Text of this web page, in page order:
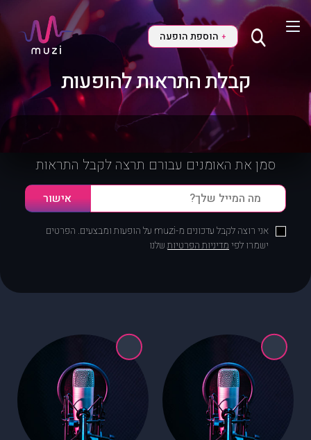
+ הוספת הופעה
קבלת התראות להופעות
סמן את האומנים עבורם תרצה לקבל התראות
אני רוצה לקבל עדכונים מ-muzi על הופעות ומבצעים. הפרטים
ישמרו לפימדיניות הפרטיותשלנו